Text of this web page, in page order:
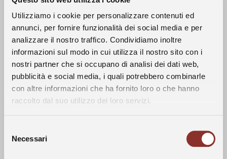
Utilizziamo i cookie per personalizzare contenuti ed
annunci, per fornire funzionalità dei social media e per
analizzare il nostro traffico. Condividiamo inoltre
informazioni sul modo in cui utilizza il nostro sito con i
nostri partner che si occupano di analisi dei dati web,
pubblicità e social media, i quali potrebbero combinarle
con altre informazioni che ha fornito loro o che hanno
raccolto dal suo utilizzo dei loro servizi.
delNecessari
La Storia
I Vini
Clima
L’annata 2020 è iniziata all’insegna di un
inverno senza particolari criticità,
caratterizzato da temperature miti e poche
primavera è stata relativamente asciutta e
soleggiata, garantendo un’anticipata e